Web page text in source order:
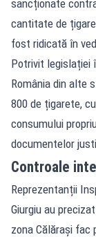
sancționate
cantitate de
fost ridicată în
Potrivit legislației
România din alte
800 de țigarete,
consumului
documentelor
Controale
Reprezentanții
Giurgiu au
zona Călărași fac